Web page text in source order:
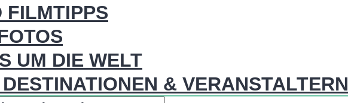
FILMTIPPS
UM DIE WELT
& VERANSTALTERN